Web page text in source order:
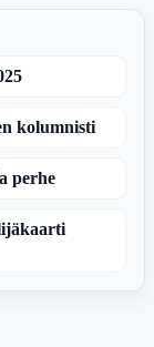
kolumnisti
perhe